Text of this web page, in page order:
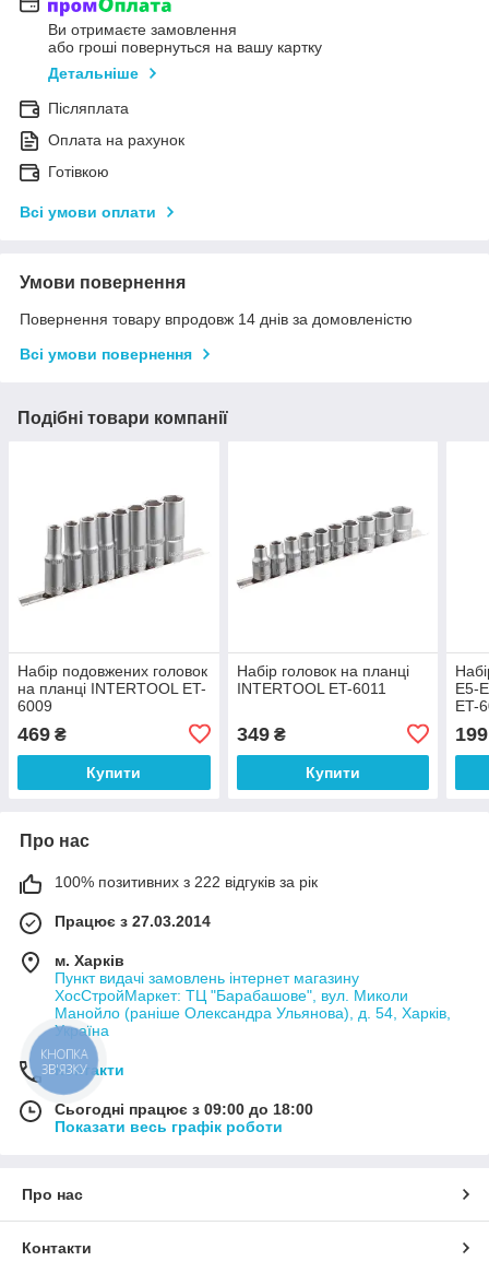
Ви отримаєте замовлення
або гроші повернуться на вашу картку
Детальніше
Післяплата
Оплата на рахунок
Готівкою
Всі умови оплати
Умови повернення
Повернення товару впродовж 14 днів за домовленістю
Всі умови повернення
Подібні товари компанії
Набір подовжених головок
на планці INTERTOOL ET-
6009
469 ₴
Купити
Набір головок на планці
INTERTOOL ET-6011
349₴
Купити
E5-
ET-
199
Про нас
100% позитивних з 222 відгуків за рік
Працює з 27.03.2014
м. Харків
Пункт видачі замовлень інтернет магазину
ХосСтройМаркет: ТЦ "Барабашове", вул. Миколи
Манойло (раніше Олександра Ульянова), д. 54, Харків,
Україна
Контакти
Сьогодні працює з 09:00 до 18:00
Показати весь графік роботи
Про нас
Контакти
КНОПКА
ЗВ'ЯЗКУ